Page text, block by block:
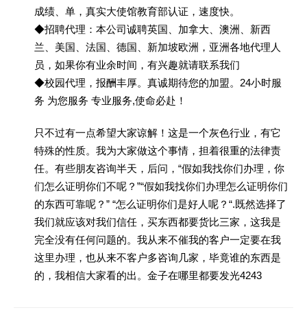
成绩、单，真实大使馆教育部认证，速度快。
◆招聘代理：本公司诚聘英国、加拿大、澳洲、新西
兰、美国、法国、德国、新加坡欧洲，亚洲各地代理人
员，如果你有业余时间，有兴趣就请联系我们
◆校园代理，报酬丰厚。真诚期待您的加盟。24小时服
务 为您服务 专业服务,使命必赴！
只不过有一点希望大家谅解！这是一个灰色行业，有它
特殊的性质。我为大家做这个事情，担着很重的法律责
任。有些朋友咨询半天，后问，“假如我找你们办理，你
们怎么证明你们不呢？”“假如我找你们办理怎么证明你们
的东西可靠呢？” “怎么证明你们是好人呢？“.既然选择了
我们就应该对我们信任，买东西都要货比三家，这我是
完全没有任何问题的。我从来不催我的客户一定要在我
这里办理，也从来不客户多咨询几家，毕竟谁的东西是
的，我相信大家看的出。金子在哪里都要发光4243